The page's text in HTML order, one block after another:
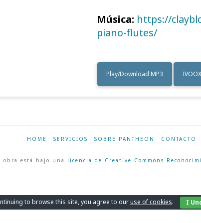
Música: https://
piano-flutes/
Play/Download MP3 IVOOX
HOME SERVICIOS SOBRE PANTHEON CONTACTO
obra está bajo una licencia de Creative Commons
to browse this site, you agree to ouruse of cookies.
I